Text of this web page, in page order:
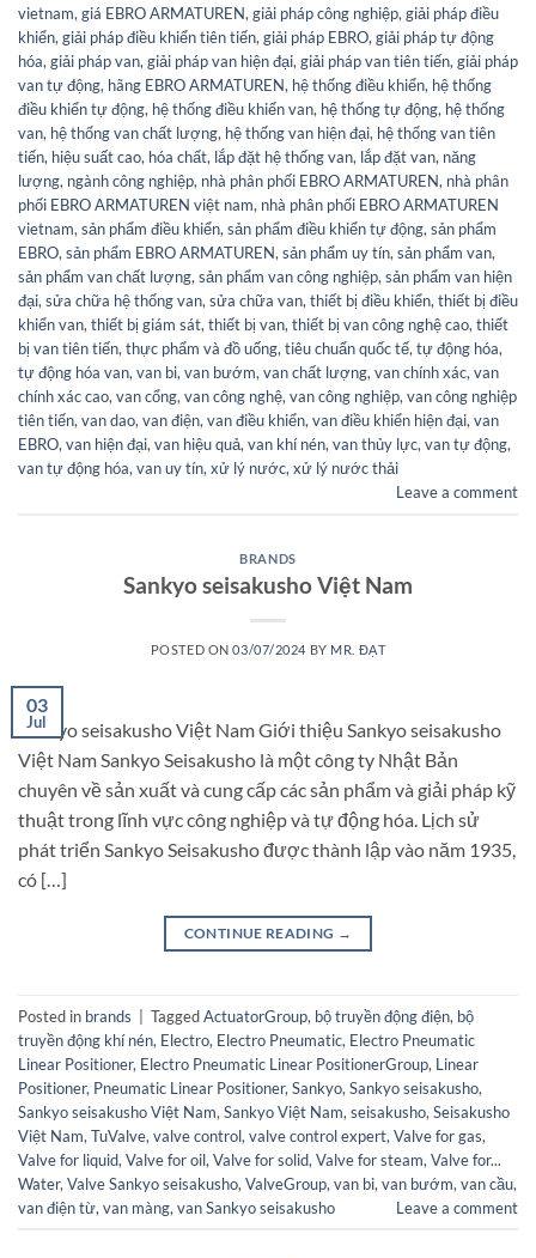
vietnam, giá EBRO ARMATUREN, giải pháp công nghiệp, giải pháp điều
khiển, giải pháp điều khiển tiên tiến, giải pháp EBRO, giải pháp tự động
hóa, giải pháp van, giải pháp van hiện đại, giải pháp van tiên tiến, giải pháp
van tự động, hãng EBRO ARMATUREN, hệ thống điều khiển, hệ thống
điều khiển tự động, hệ thống điều khiển van, hệ thống tự động, hệ thống
van, hệ thống van chất lượng, hệ thống van hiện đại, hệ thống van tiên
tiến, hiệu suất cao, hóa chất, lắp đặt hệ thống van, lắp đặt van, năng
lượng, ngành công nghiệp, nhà phân phối EBRO ARMATUREN, nhà phân
phối EBRO ARMATUREN việt nam, nhà phân phối EBRO ARMATUREN
vietnam, sản phẩm điều khiển, sản phẩm điều khiển tự động, sản phẩm
EBRO, sản phẩm EBRO ARMATUREN, sản phẩm uy tín, sản phẩm van,
sản phẩm van chất lượng, sản phẩm van công nghiệp, sản phẩm van hiện
đại, sửa chữa hệ thống van, sửa chữa van, thiết bị điều khiển, thiết bị điều
khiển van, thiết bị giám sát, thiết bị van, thiết bị van công nghệ cao, thiết
bị van tiên tiến, thực phẩm và đồ uống, tiêu chuẩn quốc tế, tự động hóa,
tự động hóa van, van bi, van bướm, van chất lượng, van chính xác, van
chính xác cao, van cổng, van công nghệ, van công nghiệp, van công nghiệp
tiên tiến, van dao, van điện, van điều khiển, van điều khiển hiện đại, van
EBRO, van hiện đại, van hiệu quả, van khí nén, van thủy lực, van tự động,
van tự động hóa, van uy tín, xử lý nước, xử lý nước thải
Leave a comment
BRANDS
Sankyo seisakusho Việt Nam
POSTED ON03/07/2024 BY MR. ĐẠT
03
Jul
Sankyo seisakusho Việt Nam Giới thiệu Sankyo seisakusho
Việt Nam Sankyo Seisakusho là một công ty Nhật Bản
chuyên về sản xuất và cung cấp các sản phẩm và giải pháp kỹ
thuật trong lĩnh vực công nghiệp và tự động hóa. Lịch sử
phát triển Sankyo Seisakusho được thành lập vào năm 1935,
có […]
CONTINUE READING →
Posted in brands TaggedActuatorGroup, bộ truyền động điện, bộ
truyền động khí nén, Electro, Electro Pneumatic, Electro Pneumatic
Linear Positioner, Electro Pneumatic Linear PositionerGroup, Linear
Positioner, Pneumatic Linear Positioner, Sankyo, Sankyo seisakusho,
Sankyo seisakusho Việt Nam, Sankyo Việt Nam, seisakusho, Seisakusho
Việt Nam, TuValve, valve control, valve control expert, Valve for gas,
Valve for liquid, Valve for oil, Valve for solid, Valve for steam, Valve for...
Water, Valve Sankyo seisakusho, ValveGroup, van bi, van bướm, van cầu,
van điện từ, van màng, van Sankyo seisakusho Leave a comment